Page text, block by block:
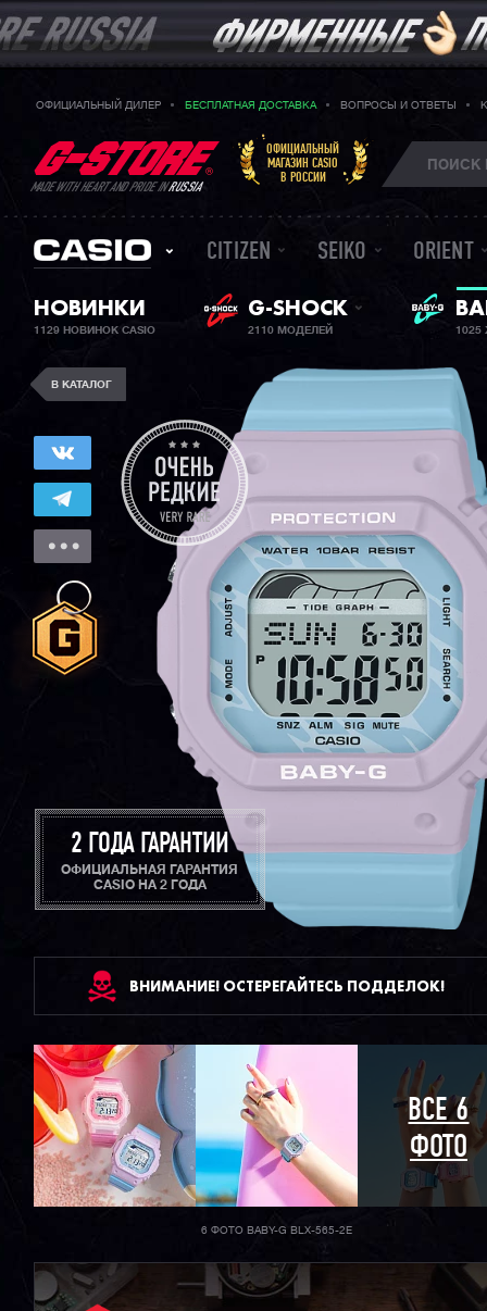
ОФИЦИАЛЬНЫЙ ДИЛЕР БЕСПЛАТНАЯ ДОСТАВКА ВОПРОСЫ И ОТВЕТЫ
MADE WITH HEART AND PRIDE INRUSSIA
ОФИЦИАЛЬНЫЙ
МАГАЗИН CASIO
В РОССИИ
CITIZEN SEIKO ORIENT
НОВИНКИ
1129 НОВИНОК CASIO
G-SHOCK
2110 МОДЕЛЕЙ
В КАТАЛОГ
2 ГОДА ГАРАНТИИ
ОФИЦИАЛЬНАЯ ГАРАНТИЯ
CASIO НА 2 ГОДА
ВНИМАНИЕ! ОСТЕРЕГАЙТЕСЬ ПОДДЕЛОК!
ВСЕ 6
ФОТО
6 ФОТО BABY-G BLX-565-2E